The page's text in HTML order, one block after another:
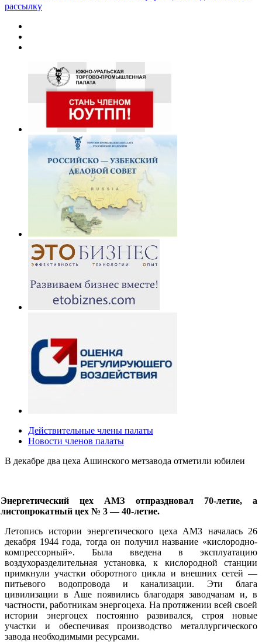
рассылку
Действительные члены палаты
Новости членов палаты
В декабре два цеха Ашинского метзавода отметили юбилеи
Энергетический цех АМЗ отпраздновал 70-летие, а
листопрокатный цех № 3 — 40-летие.
Летопись истории энергетического цеха АМЗ началась 26
декабря 1944 года, тогда он получил название «кислородно-
компрессорный». Была введена в эксплуатацию
воздухоразделительная установка, к кислородной станции
примкнули участки оборотного цикла и внешних сетей —
питьевого водопровода и канализации. Эти блага
цивилизации в Аше появились благодаря заводчанам и, в
частности, работникам энергоцеха. На протяжении всей своей
истории энергоцех постоянно развивался, строя новые
участки и обеспечивая производство металлургического
завода необходимыми ресурсами.